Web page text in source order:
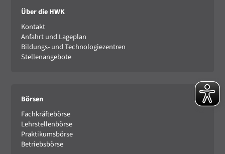
Über die HWK
Kontakt
Anfahrt und Lageplan
Bildungs- und Technologiezentren
Stellenangebote
Börsen
Fachkräftebörse
Lehrstellenbörse
Praktikumsbörse
Betriebsbörse